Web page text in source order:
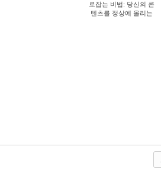
로잡는 비법: 당신의 콘
텐츠를 정상에 올리는